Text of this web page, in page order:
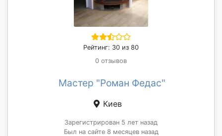
Рейтинг: 30 из 80
0 отзывов
Мастер "Роман Федас"
Киев
Зарегистрирован 5 лет назад
Был на сайте 8 месяцев назад